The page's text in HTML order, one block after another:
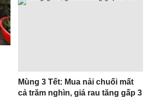
Mùng 3 Tết: Mua nải chuối mất
cả trăm nghìn, giá rau tăng gấp 3